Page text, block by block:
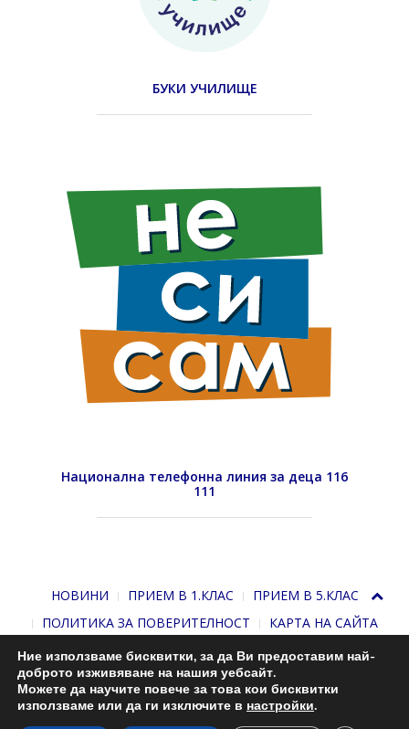
БУКИ УЧИЛИЩЕ
Национална телефонна линия за деца 116
111
НОВИНИ ПРИЕМ В 1.КЛАС
ПРИЕМ В 5.КЛАС
ПОЛИТИКА ЗА ПОВЕРИТЕЛНОСТ
КАРТА НА САЙТА
Ние използваме бисквитки, за да Ви предоставим най-
доброто изживяване на нашия уебсайт.
Можете да научите повече за това кои бисквитки
използваме или да ги изключите в настройки.